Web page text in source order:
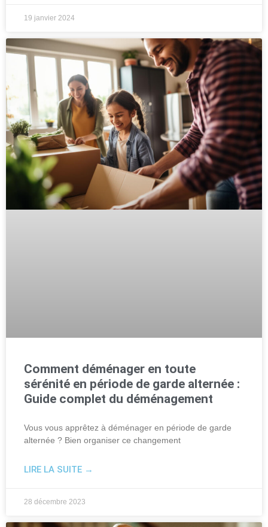
19 janvier 2024
Comment déménager en toute
sérénité en période de garde alternée :
Guide complet du déménagement
Vous vous apprêtez à déménager en période de garde
alternée ? Bien organiser ce changement
LIRE LA SUITE →
28 décembre 2023